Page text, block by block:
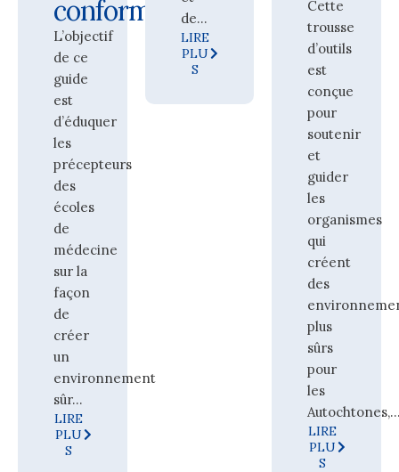
conforme
L’objectif
de ce
guide
est
d’éduquer
les
précepteurs
des
écoles
de
médecine
sur la
façon
de
créer
un
environnement
sûr...
LIRE
PLU
S
de...
LIRE
PLU
S
Cette
trousse
d’outils
est
conçue
pour
soutenir
et
guider
les
organismes
qui
créent
des
plus
sûrs
pour
les
LIRE
PLU
S